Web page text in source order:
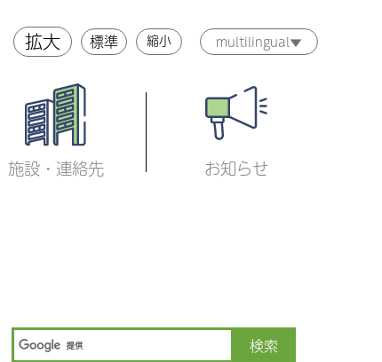
拡大 標準 縮小 multilingual▼
施設・連絡先 お知らせ